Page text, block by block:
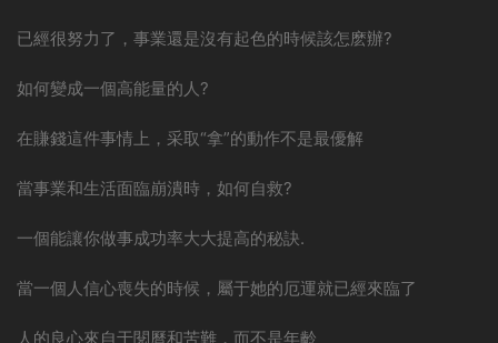
已經很努力了，事業還是沒有起色的時候該怎麽辦?
如何變成一個高能量的人?
在賺錢這件事情上，采取“拿”的動作不是最優解
當事業和生活面臨崩潰時，如何自救?
一個能讓你做事成功率大大提高的秘訣.
當一個人信心喪失的時候，屬于她的厄運就已經來臨了
人的良心來自于閱曆和苦難，而不是年齡